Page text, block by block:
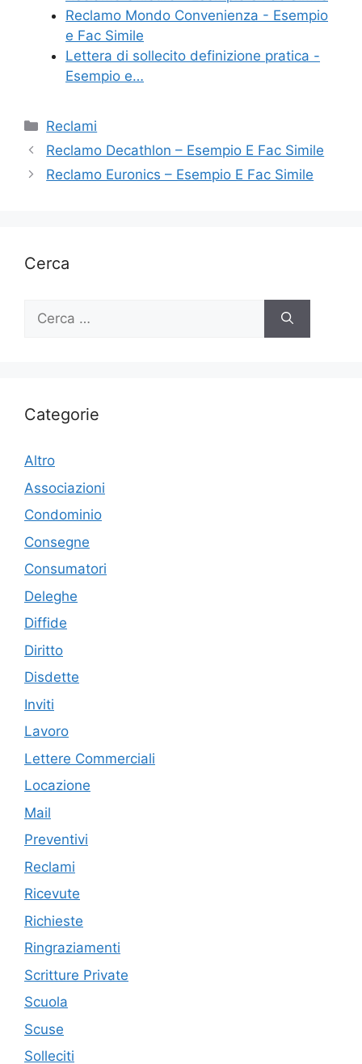
kReclamo Mondo Convenienza - Esempio
e Fac Simile
Lettera di sollecito definizione pratica -
Esempio e…
Categorie
Reclami
Reclamo Decathlon – Esempio E Fac Simile
Reclamo Euronics – Esempio E Fac Simile
Cerca
Ricerca
Categorie
Altro
Associazioni
Condominio
Consegne
Consumatori
Deleghe
Diffide
Diritto
Disdette
Inviti
Lavoro
Lettere Commerciali
Locazione
Mail
Preventivi
Reclami
Ricevute
Richieste
Ringraziamenti
Scritture Private
Scuola
Scuse
Solleciti